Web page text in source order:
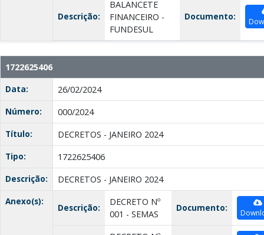
Descrição:
BALANCETE
FINANCEIRO -
FUNDESUL
Documento:
1722625406
Data:
26/02/2024
Número:
000/2024
Título:
DECRETOS - JANEIRO 2024
Tipo:
1722625406
Descrição:
DECRETOS - JANEIRO 2024
Anexo(s):
Descrição:
DECRETO Nº
001 - SEMAS
Documento: